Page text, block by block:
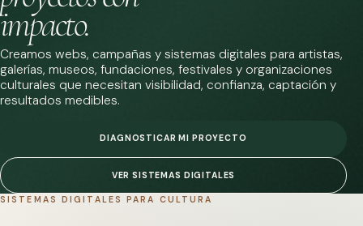
impacto.
Creamos webs, campañas y sistemas digitales para artistas,
galerías, museos, fundaciones, festivales y organizaciones
culturales que necesitan visibilidad, confianza, captación y
resultados medibles.
DIAGNOSTICAR MI PROYECTO
VER SISTEMAS DIGITALES
SISTEMAS DIGITALES PARA CULTURA